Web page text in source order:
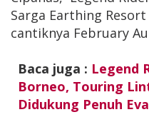
Sarga Earthing
cantiknya February
Baca juga : Legend
Borneo, Touring
Didukung Penuh